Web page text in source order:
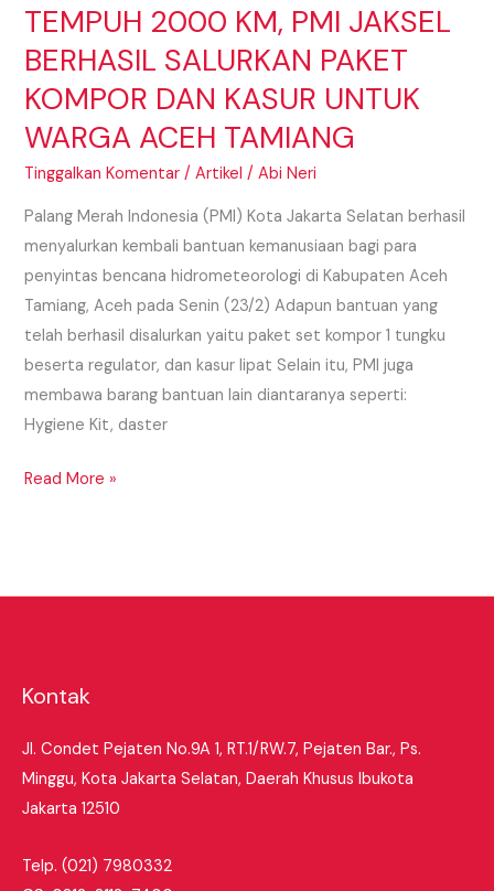
TEMPUH 2000 KM, PMI JAKSEL
BERHASIL SALURKAN PAKET
KOMPOR DAN KASUR UNTUK
WARGA ACEH TAMIANG
Tinggalkan Komentar /Artikel /Abi Neri
Palang Merah Indonesia (PMI) Kota Jakarta Selatan berhasil
menyalurkan kembali bantuan kemanusiaan bagi para
penyintas bencana hidrometeorologi di Kabupaten Aceh
Tamiang, Aceh pada Senin (23/2) Adapun bantuan yang
telah berhasil disalurkan yaitu paket set kompor 1 tungku
beserta regulator, dan kasur lipat Selain itu, PMI juga
membawa barang bantuan lain diantaranya seperti:
Hygiene Kit, daster
WARGA
ACEH
TAMIANG
Read More »
Kontak
Jl. Condet Pejaten No.9A 1, RT.1/RW.7, Pejaten Bar., Ps.
Minggu, Kota Jakarta Selatan, Daerah Khusus Ibukota
Jakarta 12510
Telp. (021) 7980332